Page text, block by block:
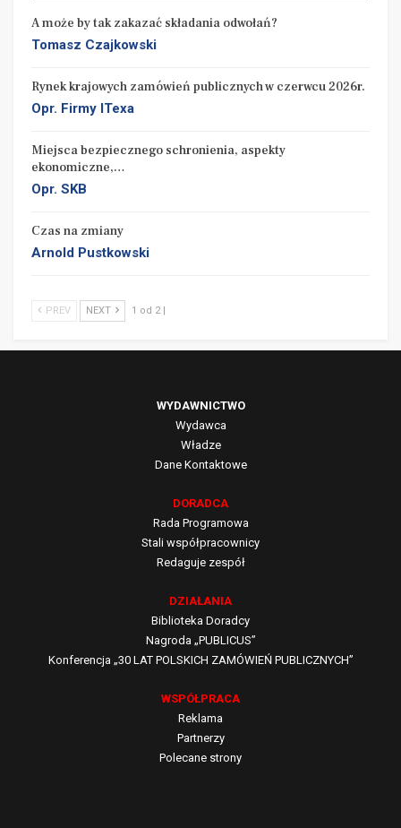
A może by tak zakazać składania odwołań?
Tomasz Czajkowski
Rynek krajowych zamówień publicznych w czerwcu 2026r.
Opr. Firmy ITexa
Miejsca bezpiecznego schronienia, aspekty
ekonomiczne,…
Opr. SKB
Czas na zmiany
Arnold Pustkowski
PREV NEXT 1 od 2 |
WYDAWNICTWO
Wydawca
Władze
Dane Kontaktowe
DORADCA
Rada Programowa
Stali współpracownicy
Redaguje zespół
DZIAŁANIA
Biblioteka Doradcy
Nagroda „PUBLICUS”
Konferencja „30 LAT POLSKICH ZAMÓWIEŃ PUBLICZNYCH”
WSPÓŁPRACA
Reklama
Partnerzy
Polecane strony